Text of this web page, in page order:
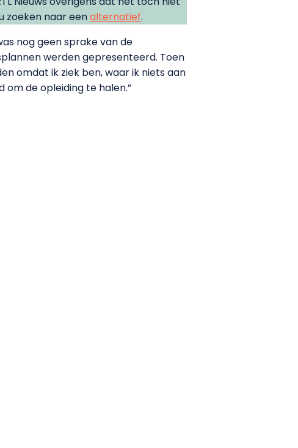
zoeken naar eenalternatief.
nog geen sprake van de
werden gepresenteerd. Toen
omdat ik ziek ben, waar ik niets aan
de opleiding te halen.”